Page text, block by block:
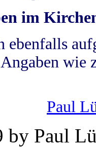
im
wie
Paul
Paul